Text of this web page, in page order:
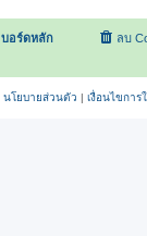
บอร์ดหลัก ลบ
นโยบายส่วนตัว | เงื่อนไขการ